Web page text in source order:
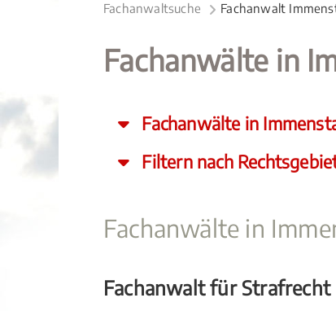
Fachanwaltsuche Fachanwalt
Fachanwälte in
Fachanwälte in
Filtern nach
Fachanwälte in
Fachanwalt für Strafrecht